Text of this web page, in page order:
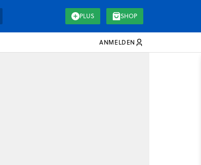
PLUS SHOP
ANMELDEN